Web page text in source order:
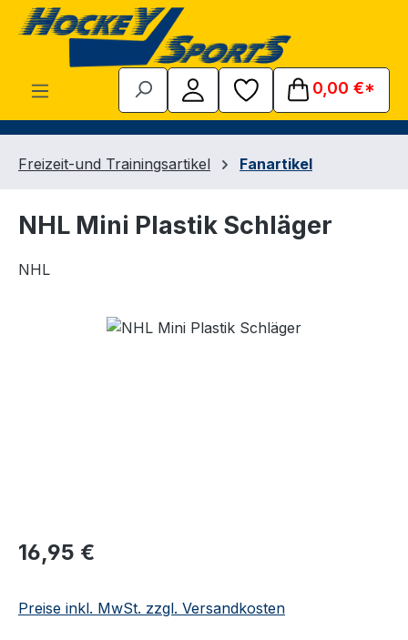
Zum Hauptinhalt springen
0,00 €*
Freizeit-und Trainingsartikel Fanartikel
NHL Mini Plastik Schläger
NHL
Bildergalerie überspringen
Regulärer Preis:
16,95 €
Preise inkl. MwSt. zzgl. Versandkosten